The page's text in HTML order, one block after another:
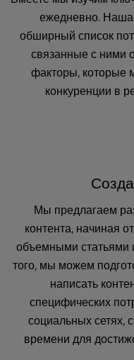
ежедневно. Наша
обширный список
связанные с ними
факторы, которые
конкуренции в
Мы предлагаем
контента, начиная
объемными статьями
того, мы можем
написать
специфических
социальных сетях,
времени для